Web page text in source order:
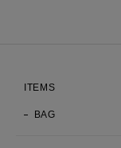
ITEMS
BAG